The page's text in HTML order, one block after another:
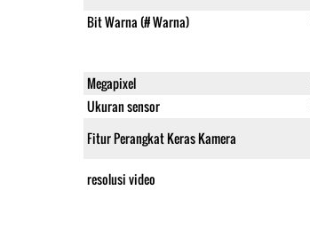
Bit Warna (# Warna)
Megapixel
Ukuran sensor
Fitur Perangkat Keras Kamera
resolusi video